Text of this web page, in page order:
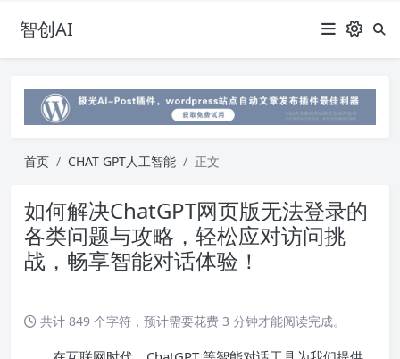
智创AI
首页 CHAT GPT人工智能 正文
如何解决ChatGPT网页版无法登录的
各类问题与攻略，轻松应对访问挑
战，畅享智能对话体验！
共计 849 个字符，预计需要花费 3 分钟才能阅读完成。